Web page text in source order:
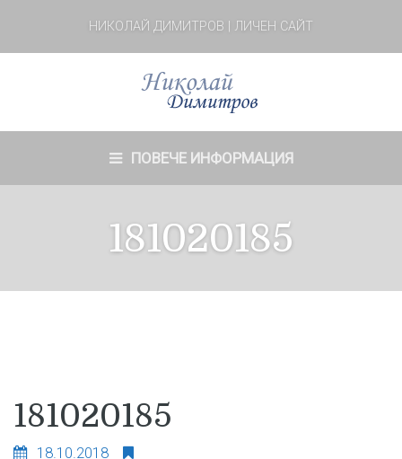
НИКОЛАЙ ДИМИТРОВ | ЛИЧЕН САЙТ
ПОВЕЧЕ ИНФОРМАЦИЯ
181020185
181020185
18.10.2018